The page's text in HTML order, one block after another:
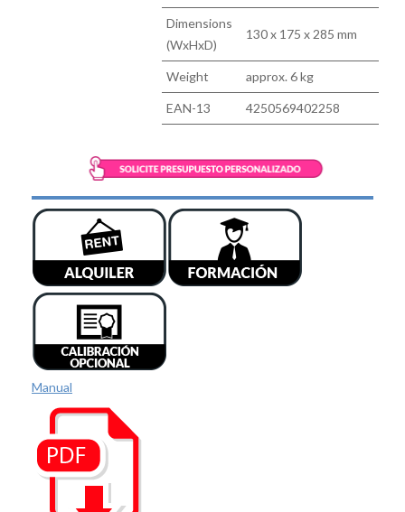
Dimensions
(WxHxD)
130 x 175 x 285 mm
Weight approx. 6 kg
EAN-13 4250569402258
Manual